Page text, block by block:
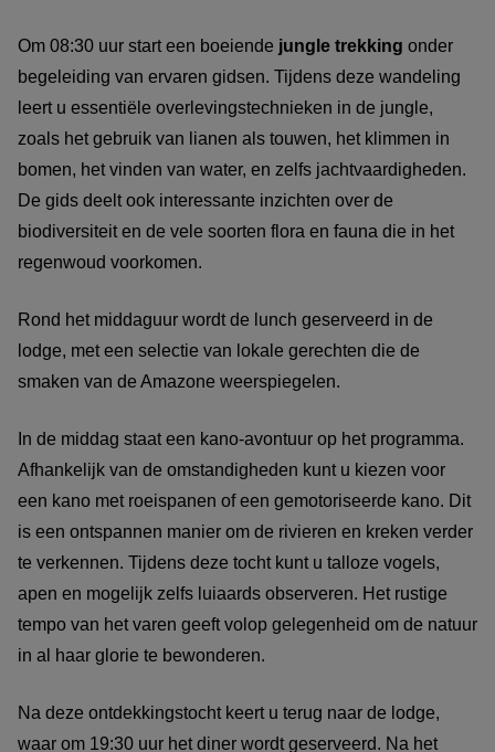
Om 08:30 uur start een boeiende jungle trekking onder
begeleiding van ervaren gidsen. Tijdens deze wandeling
leert u essentiële overlevingstechnieken in de jungle,
zoals het gebruik van lianen als touwen, het klimmen in
bomen, het vinden van water, en zelfs jachtvaardigheden.
De gids deelt ook interessante inzichten over de
biodiversiteit en de vele soorten flora en fauna die in het
regenwoud voorkomen.
Rond het middaguur wordt de lunch geserveerd in de
lodge, met een selectie van lokale gerechten die de
smaken van de Amazone weerspiegelen.
In de middag staat een kano-avontuur op het programma.
Afhankelijk van de omstandigheden kunt u kiezen voor
een kano met roeispanen of een gemotoriseerde kano. Dit
is een ontspannen manier om de rivieren en kreken verder
te verkennen. Tijdens deze tocht kunt u talloze vogels,
apen en mogelijk zelfs luiaards observeren. Het rustige
tempo van het varen geeft volop gelegenheid om de natuur
in al haar glorie te bewonderen.
Na deze ontdekkingstocht keert u terug naar de lodge,
waar om 19:30 uur het diner wordt geserveerd. Na het